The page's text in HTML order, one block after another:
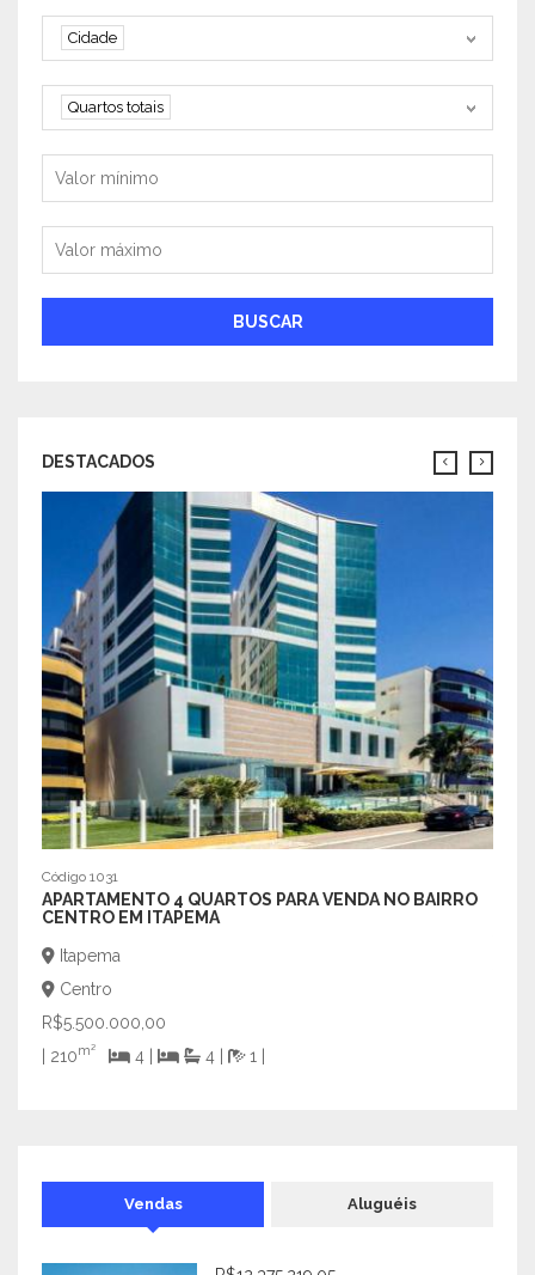
Cidade
Cidade
Quartos
Quartos totais
Valor mínimo
Valor máximo
BUSCAR
DESTACADOS
Código 1031
APARTAMENTO 4 QUARTOS PARA VENDA NO BAIRRO
CENTRO EM ITAPEMA
Itapema
Centro
R$5.500.000,00
| 210m² 4 | 4 | 1 |
Vendas Aluguéis